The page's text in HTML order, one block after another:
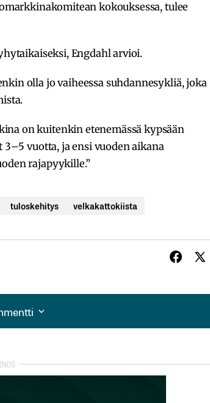
kokouksessa, tulee
Engdahl arvioi.
olla jo vaiheessa suhdannesykliä, joka
on kuitenkin etenemässä kypsään
3–5 vuotta, ja ensi vuoden aikana
rajapyykille.”
tuloskehitys velkakattokiista